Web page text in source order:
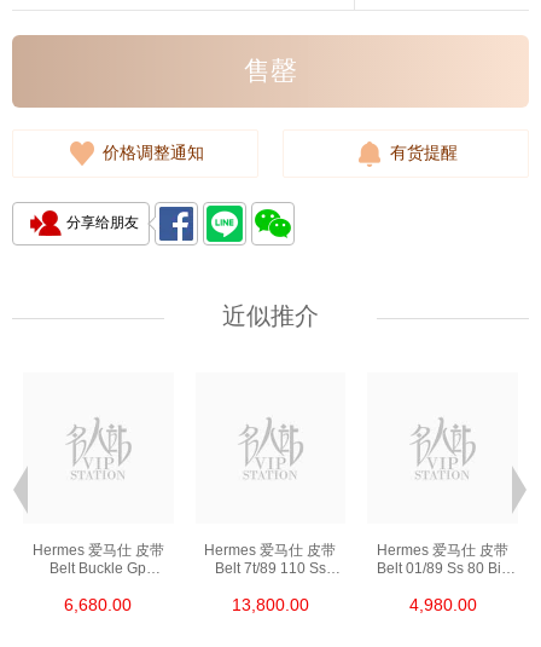
售罄
价格调整通知 有货提醒
分享给朋友
近似推介
Hermes 爱马仕 皮带
Belt Buckle Gp
(皮带扣须连皮带购买)
6,680.00
Hermes 爱马仕 皮带
Belt 7t/89 110 Ss
110cm
13,800.00
Hermes 爱马仕 皮带
Belt 01/89 Ss 80 Big
4,980.00